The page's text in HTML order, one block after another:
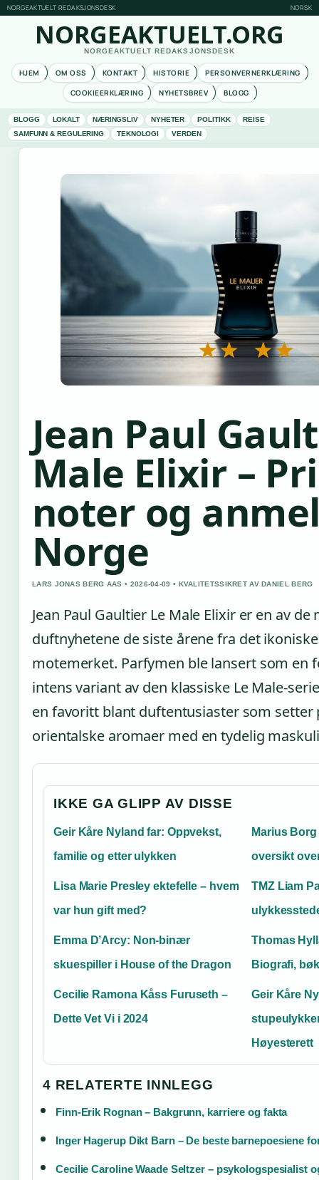
NORGEAKTUELT REDAKSJONSDESK NORSK
NORGEAKTUELT.ORG
NORGEAKTUELT REDAKSJONSDESK
HJEM OM OSS KONTAKT HISTORIE
PERSONVERNERKLÆRING
COOKIEERKLÆRING
NYHETSBREV BLOGG
BLOGG LOKALT NÆRINGSLIV NYHETER POLITIKK
REISE
SAMFUNN & REGULERING
TEKNOLOGI VERDEN
Jean Paul
Male Elixir –
noter og
Norge
LARS JONAS BERG AAS • 2026-04-09 • KVALITETSSIKRET AV DANIEL BERG
Jean Paul Gaultier Le Male Elixir er en av
duftnyhetene de siste årene fra det
motemerket. Parfymen ble lansert som en
intens variant av den klassiske Le Male-
en favoritt blant duftentusiaster som setter
orientalske aromaer med en tydelig
IKKE GA GLIPP AV DISSE
Geir Kåre Nyland far: Oppvekst,
familie og etter ulykken
Marius
oversikt
Lisa Marie Presley ektefelle – hvem
var hun gift med?
TMZ Liam
Emma D’Arcy: Non-binær
skuespiller i House of the Dragon
Thomas
Biografi,
Cecilie Ramona Kåss Furuseth –
Dette Vet Vi i 2024
Geir Kåre
Høyesterett
4 RELATERTE INNLEGG
Finn-Erik Rognan – Bakgrunn, karriere og fakta
Inger Hagerup Dikt Barn – De beste barnepoesiene
Cecilie Caroline Waade Seltzer – psykologspesialist